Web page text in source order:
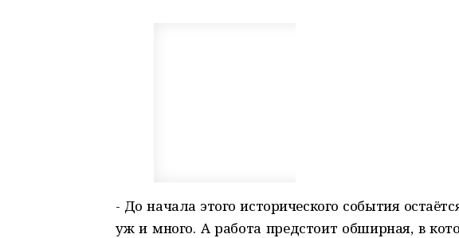
- До начала этого исторического события
уж и много. А работа предстоит обширная, в